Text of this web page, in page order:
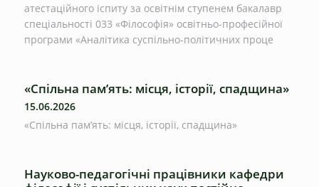
атестаційного іспиту за освітнім ступенем бакалавр
спеціальності 033 «Філософія» освітньо-професійної
програми «Аналітика суспільно-політичних проце
«Спільна пам’ять: місця, історії, спадщина»
15.06.2026
«Спільна пам’ять: місця, історії, спадщина»
Науково-педагогічні працівники кафедри